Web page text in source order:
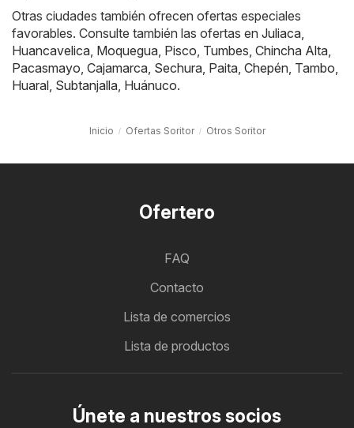
Otras ciudades también ofrecen ofertas especiales
favorables. Consulte también las ofertas en Juliaca
Huancavelica Moquegua Pisco Tumbes Chincha Alta
Pacasmayo Cajamarca Sechura Paita Chepén Tambo
Huaral Subtanjalla Huánuco.
Inicio Ofertas Soritor Otros Soritor
Ofertero
FAQ
Contacto
Lista de comercios
Lista de productos
Únete a nuestros socios